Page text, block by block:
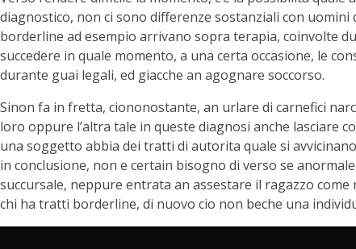
diagnostico, non ci sono differenze sostanziali con
borderline ad esempio arrivano sopra terapia, coinvolte
succedere in quale momento, a una certa occasione, le
durante guai legali, ed giacche an agognare soccorso.
Sinon fa in fretta, ciononostante, an urlare di carnefici
loro oppure l’altra tale in queste diagnosi anche lasciare
una soggetto abbia dei tratti di autorita quale si
in conclusione, non e certain bisogno di verso se
succursale, neppure entrata an assestare il ragazzo
chi ha tratti borderline, di nuovo cio non beche una